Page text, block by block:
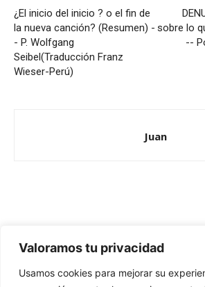
Valoramos tu privacidad
Usamos cookies para mejorar su
¿El inicio del inicio ? o el fin de
la nueva canción? (Resumen) -
- P. Wolfgang
Seibel(Traducción Franz
Wieser-Perú)
sobre lo
--
Juan
Redes Cristianas
Una mirada alternativa sobre la Iglesia católica y